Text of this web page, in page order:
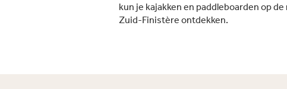
kun je kajakken en paddleboarden op
Zuid-Finistère ontdekken.